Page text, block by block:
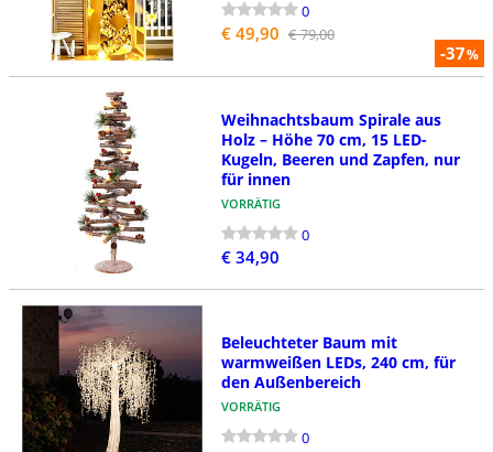
-37%
0
€ 49,90 € 79,00
Weihnachtsbaum Spirale aus
Holz – Höhe 70 cm, 15 LED-
Kugeln, Beeren und Zapfen, nur
für innen
VORRÄTIG
0
€ 34,90
Beleuchteter Baum mit
warmweißen LEDs, 240 cm, für
den Außenbereich
VORRÄTIG
0